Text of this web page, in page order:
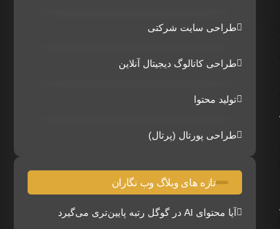
طراحی سایت شرکتی
طراحی کاتالوگ دیجیتال آنلاین
تولید محتوا
طراحی پورتال (پرتال)
تازه های وبلاگ وب نگاران
آیا محتوای AI در گوگل رتبه پایین‌تری می‌گیرد